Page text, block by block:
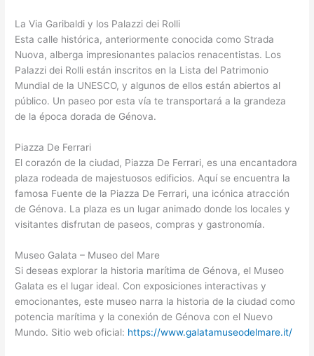
La Via Garibaldi y los Palazzi dei Rolli
Esta calle histórica, anteriormente conocida como Strada
Nuova, alberga impresionantes palacios renacentistas. Los
Palazzi dei Rolli están inscritos en la Lista del Patrimonio
Mundial de la UNESCO, y algunos de ellos están abiertos al
público. Un paseo por esta vía te transportará a la grandeza
de la época dorada de Génova.
Piazza De Ferrari
El corazón de la ciudad, Piazza De Ferrari, es una encantadora
plaza rodeada de majestuosos edificios. Aquí se encuentra la
famosa Fuente de la Piazza De Ferrari, una icónica atracción
de Génova. La plaza es un lugar animado donde los locales y
visitantes disfrutan de paseos, compras y gastronomía.
Museo Galata – Museo del Mare
Si deseas explorar la historia marítima de Génova, el Museo
Galata es el lugar ideal. Con exposiciones interactivas y
emocionantes, este museo narra la historia de la ciudad como
potencia marítima y la conexión de Génova con el Nuevo
Mundo. Sitio web oficial: https://www.galatamuseodelmare.it/